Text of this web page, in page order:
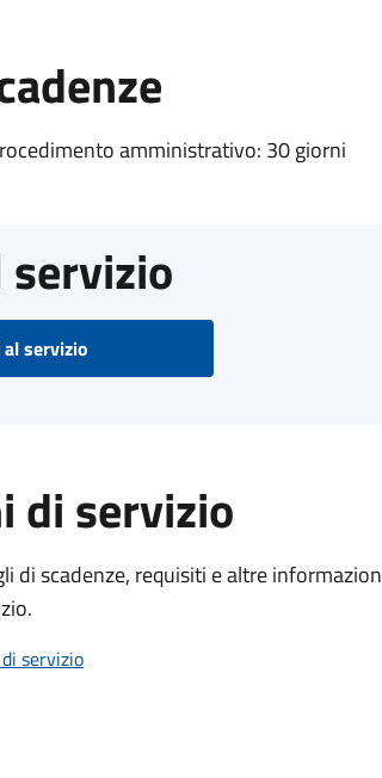
amministrativo: 30 giorni
servizio
al servizio
di servizio
di scadenze, requisiti e altre
servizio